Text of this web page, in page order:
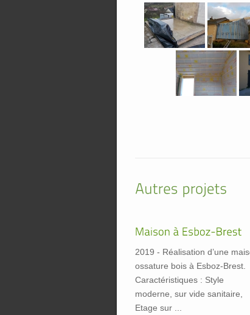
2019 - Réalisation d’une
ossature bois à Esboz-Brest.
Caractéristiques : Style
moderne, sur vide sanitaire,
Etage sur ...